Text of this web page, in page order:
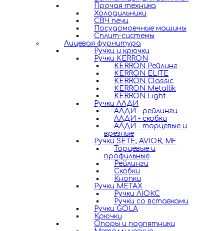
Прочая техника
Холодильники
СВЧ печи
Посудомоечные машины
Сплит-системы
Лицевая фурнитура
Ручки и крючки
Ручки KERRON
KERRON Рейлинг
KERRON ELITE
KERRON Classic
KERRON Metallik
KERRON Light
Ручки АЛДИ
АЛДИ - рейлинги
АЛДИ - скобки
АЛДИ - торцевые и
врезные
Ручки SETE, AVIOR, MF
Торцевые и
профильные
Рейлинги
Скобки
Кнопки
Ручки METAX
Ручки ЛЮКС
Ручки со вставками
Ручки GOLA
Крючки
Опоры и подпятники